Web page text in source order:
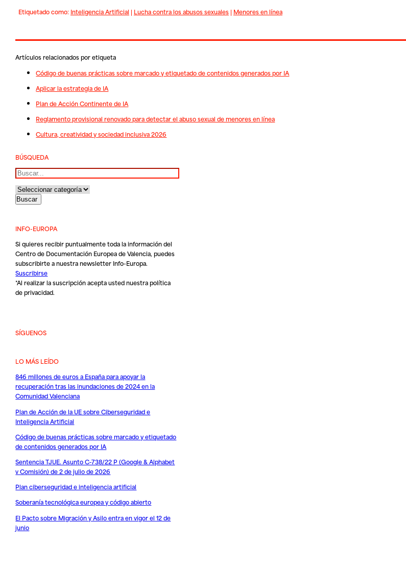
Etiquetado como: Inteligencia Artificial | Lucha contra los abusos sexuales| Menores en línea
Artículos relacionados por etiqueta
Código de buenas prácticas sobre marcado y etiquetado de contenidos generados por IA
Aplicar la estrategia de IA
Plan de Acción Continente de IA
Reglamento provisional renovado para detectar el abuso sexual de menores en línea
Cultura, creatividad y sociedad inclusiva 2026
BÚSQUEDA
Buscar
INFO-EUROPA
Si quieres recibir puntualmente toda la información del
Centro de Documentación Europea de Valencia, puedes
subscribirte a nuestra newsletter Info-Europa.
Suscribirse
*Al realizar la suscripción acepta usted nuestrapolítica
de privacidad.
SÍGUENOS
LO MÁS LEÍDO
846 millones de euros a España para apoyar la
recuperación tras las inundaciones de 2024 en la
Comunidad Valenciana
Plan de Acción de la UE sobre Ciberseguridad e
Inteligencia Artificial
Código de buenas prácticas sobre marcado y etiquetado
de contenidos generados por IA
Sentencia TJUE. Asunto C-738/22 P (Google & Alphabet
v Comisión) de 2 de julio de 2026
Plan ciberseguridad e inteligencia artificial
Soberanía tecnológica europea y código abierto
El Pacto sobre Migración y Asilo entra en vigor el 12 de
junio